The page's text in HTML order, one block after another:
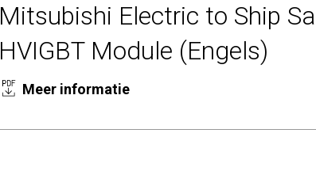
Mitsubishi Electric to Ship
HVIGBT Module (Engels)
Meer informatie